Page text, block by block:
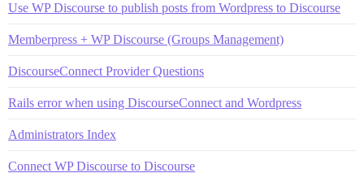
Use WP Discourse to publish posts from Wordpress to Discourse
Memberpress + WP Discourse (Groups Management)
DiscourseConnect Provider Questions
Rails error when using DiscourseConnect and Wordpress
Administrators Index
Connect WP Discourse to Discourse